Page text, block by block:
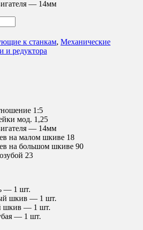
— 14мм
к станкам, Механические
и редуктора
1:5
мод. 1,25
— 14мм
на малом шкиве 18
на большом шкиве 90
23
— 1 шт.
шкив — 1 шт.
шкив — 1 шт.
— 1 шт.